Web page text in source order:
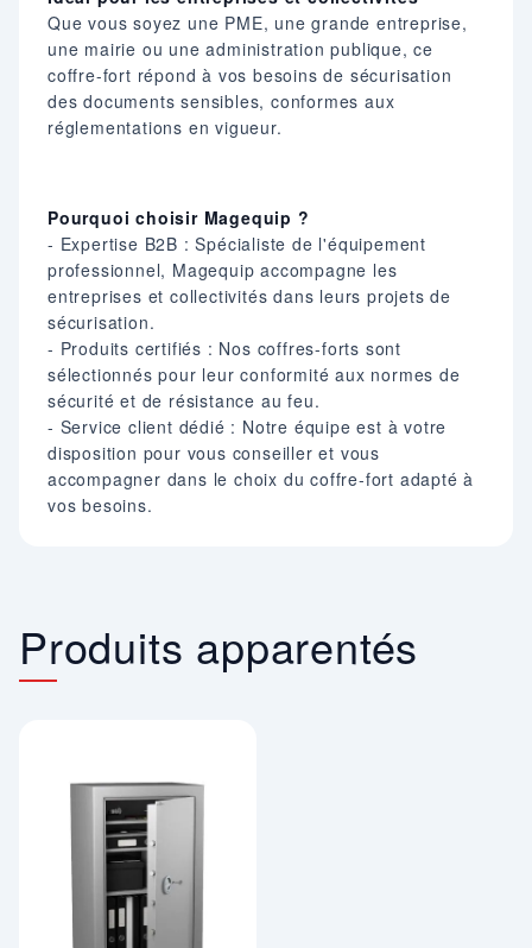
Que vous soyez une PME, une grande entreprise,
une mairie ou une administration publique, ce
coffre-fort répond à vos besoins de sécurisation
des documents sensibles, conformes aux
réglementations en vigueur.​
Pourquoi choisir Magequip ?
- Expertise B2B : Spécialiste de l'équipement
professionnel, Magequip accompagne les
entreprises et collectivités dans leurs projets de
sécurisation.​
- Produits certifiés : Nos coffres-forts sont
sélectionnés pour leur conformité aux normes de
sécurité et de résistance au feu.​
- Service client dédié : Notre équipe est à votre
disposition pour vous conseiller et vous
accompagner dans le choix du coffre-fort adapté à
vos besoins.​
Produits apparentés